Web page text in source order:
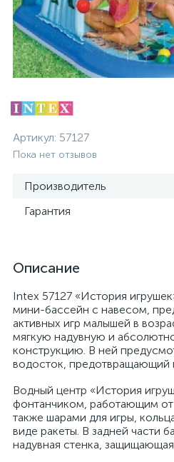
Артикул: 57127
Пока нет отзывов
Производитель
Гарантия
Описание
Intex 57127 «История
мини-бассейн с навесом,
активных игр малышей в
мягкую надувную и
конструкцию. В ней
водосток, предотвращающий
Водный центр «История
фонтанчиком, работающим от
также шарами для игры,
виде ракеты. В задней части
надувная стенка,